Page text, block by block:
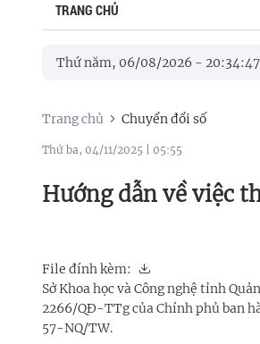
TRANG CHỦ
Thứ năm, 06/08/2026 - 20:34:48
Trang chủ Chuyển đổi số
Thứ ba, 04/11/2025 05:55
Hướng dẫn về việc
File đính kèm:
Sở Khoa học và Công nghệ tỉnh
2266/QĐ-TTg của Chính phủ ban
57-NQ/TW.